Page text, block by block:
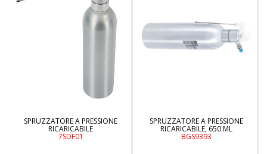
SPRUZZATORE A PRESSIONE
RICARICABILE
7SDF01
SPRUZZATORE A PRESSIONE
RICARICABILE, 650 ML
BGS9393